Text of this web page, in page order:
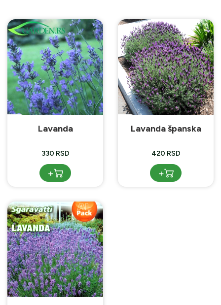
Lavanda
330 RSD
+
Lavanda španska
420 RSD
+